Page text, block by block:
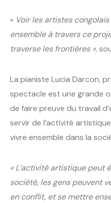
« Voir les artistes
ensemble à travers ce
traverse les frontières »,
La pianiste Lucia Darcon,
spectacle est une grande
de faire preuve du travail
servir de l’activité
vivre ensemble dans la
« L’activité artistique peut
société, les gens peuvent
en conflit, et se mettre